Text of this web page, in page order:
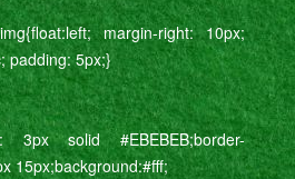
margin-right: 10px;
padding: 5px;}
3px solid #EBEBEB;border-
15px;background:#fff;